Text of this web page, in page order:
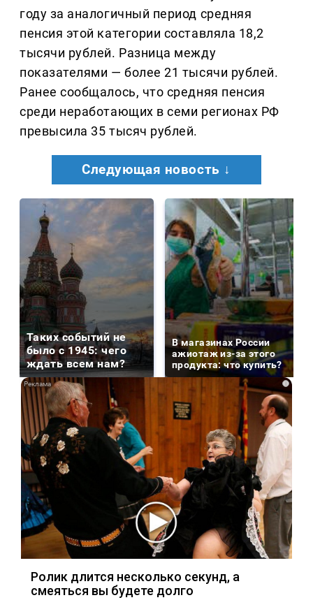
году за аналогичный период средняя
пенсия этой категории составляла 18,2
тысячи рублей. Разница между
показателями — более 21 тысячи рублей.
Ранее сообщалось, что средняя пенсия
среди неработающих в семи регионах РФ
превысила 35 тысяч рублей.
Следующая новость ↓
Таких событий не
было с 1945: чего
ждать всем нам?
В магазинах России
ажиотаж из-за этого
продукта: что купить?
i
Ролик длится несколько секунд, а
смеяться вы будете долго